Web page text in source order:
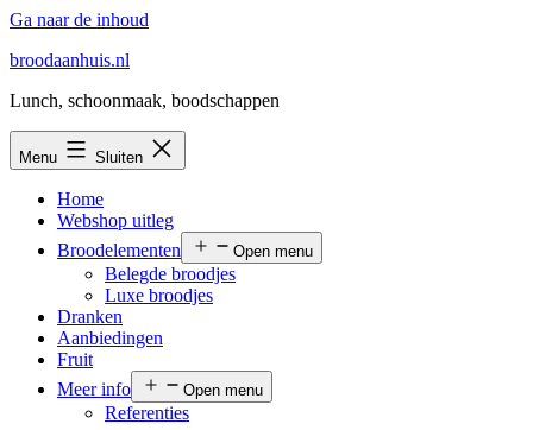
Ga naar de inhoud
broodaanhuis.nl
Lunch, schoonmaak, boodschappen
Menu Sluiten
Home
Webshop uitleg
Broodelementen
Open menu
Belegde broodjes
Luxe broodjes
Dranken
Aanbiedingen
Fruit
Meer info
Open menu
Referenties